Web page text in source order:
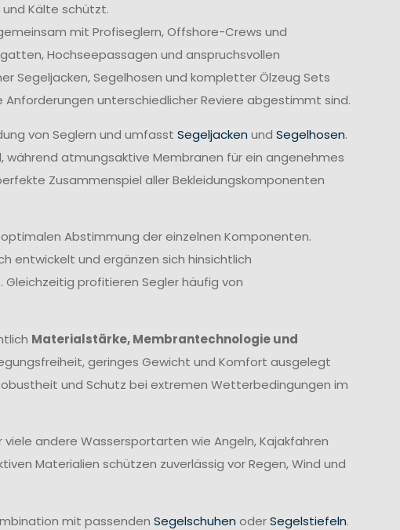
Kälte schützt.
mit Profiseglern, Offshore-Crews und
Hochseepassagen und anspruchsvollen
Segeljacken, Segelhosen und kompletter Ölzeug Sets
unterschiedlicher Reviere abgestimmt sind.
von Seglern und umfasst Segeljacken und Segelhosen.
während atmungsaktive Membranen für ein angenehmes
Zusammenspiel aller Bekleidungskomponenten
Abstimmung der einzelnen Komponenten.
entwickelt und ergänzen sich hinsichtlich
profitieren Segler häufig von
Materialstärke, Membrantechnologie und
geringes Gewicht und Komfort ausgelegt
und Schutz bei extremen Wetterbedingungen im
andere Wassersportarten wie Angeln, Kajakfahren
Materialien schützen zuverlässig vor Regen, Wind und
mit passenden Segelschuhen oderSegelstiefeln.